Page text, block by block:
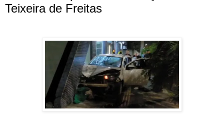
Teixeira de Freitas